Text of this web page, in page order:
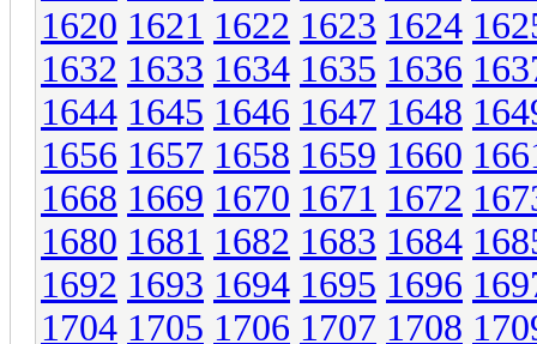
1620 1621 1622 1623 1624
1632 1633 1634 1635 1636
1644 1645 1646 1647 1648
1656 1657 1658 1659 1660
1668 1669 1670 1671 1672
1680 1681 1682 1683 1684
1692 1693 1694 1695 1696
1704 1705 1706 1707 1708